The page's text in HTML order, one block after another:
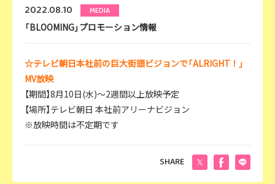
2022.08.10 MEDIA
「BLOOMING」プロモーション情報
☆テレビ朝日本社前の巨大街頭ビジョンで「ALRIGHT！」
MV放映
【期間】8月10日(水)～2週間以上放映予定
【場所】テレビ朝日 本社前アリーナビジョン
※放映時間は不定期です
SHARE